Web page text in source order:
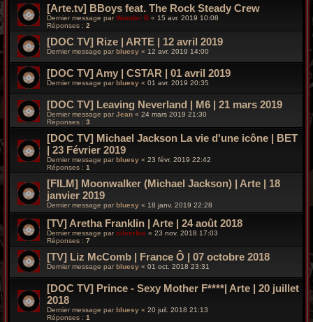
[Arte.tv] BBoys feat. The Rock Steady Crew
Dernier message parWonder B « 15 avr. 2019 10:08
Réponses : 2
[DOC TV] Rize | ARTE | 12 avril 2019
Dernier message par bluesy « 12 avr. 2019 14:00
[DOC TV] Amy | CSTAR | 01 avril 2019
Dernier message parbluesy « 01 avr. 2019 20:35
[DOC TV] Leaving Neverland | M6 | 21 mars 2019
Dernier message par Jean « 24 mars 2019 21:30
Réponses : 3
[DOC TV] Michael Jackson La vie d'une icône | BET
| 23 Février 2019
Dernier message par bluesy « 23 févr. 2019 22:42
Réponses : 1
[FILM] Moonwalker (Michael Jackson) | Arte | 18
janvier 2019
Dernier message par bluesy « 18 janv. 2019 22:28
[TV] Aretha Franklin | Arte | 24 août 2018
Dernier message parsilverfox « 23 nov. 2018 17:03
Réponses : 7
[TV] Liz McComb | France Ô | 07 octobre 2018
Dernier message par bluesy « 01 oct. 2018 23:31
[DOC TV] Prince - Sexy Mother F****| Arte | 20 juillet
2018
Dernier message par bluesy « 20 juil. 2018 21:13
Réponses : 1